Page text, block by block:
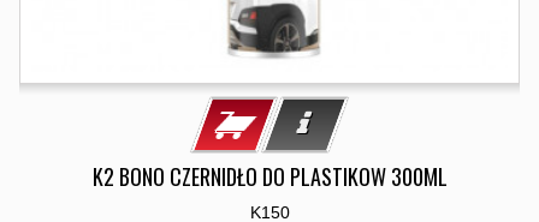
K2 BONO CZERNIDŁO DO PLASTIKOW 300ML
K150